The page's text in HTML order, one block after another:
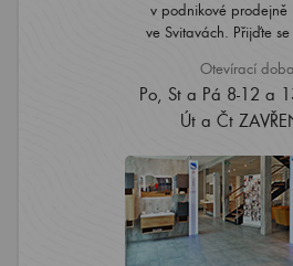
v podnikové prodejně
ve Svitavách. Přijďte se
Otevírací doba
Po, St a Pá 8-12 a
Út a Čt